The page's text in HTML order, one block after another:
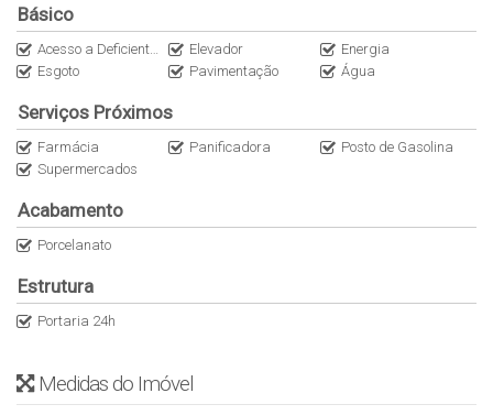
Básico
Acesso a Deficientes Elevador
Energia
Esgoto
Pavimentação Água
Serviços Próximos
Farmácia Panificadora
Posto de Gasolina
Supermercados
Acabamento
Porcelanato
Estrutura
Portaria 24h
Medidas do Imóvel